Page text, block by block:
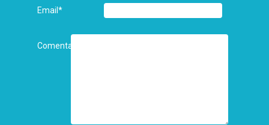
Email*
Comentarios